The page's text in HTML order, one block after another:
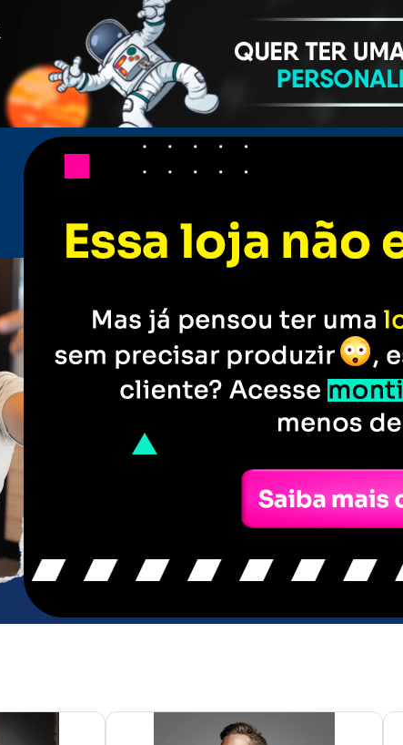
Riato's Wear - Camisetas e produtos personalizados
Camisetas